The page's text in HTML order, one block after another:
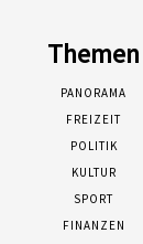
Themen
PANORAMA
FREIZEIT
POLITIK
KULTUR
SPORT
FINANZEN